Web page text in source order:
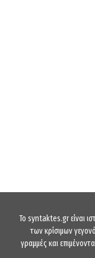
To syntaktes.gr είναι
των κρίσιμων
γραμμές και